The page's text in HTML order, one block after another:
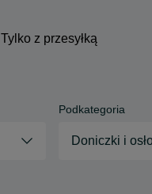
Tylko z przesyłką
Podkategoria
Doniczki i